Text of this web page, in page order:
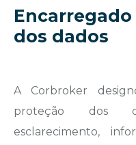
dos dados
A Corbroker
proteção dos
esclarecimento,